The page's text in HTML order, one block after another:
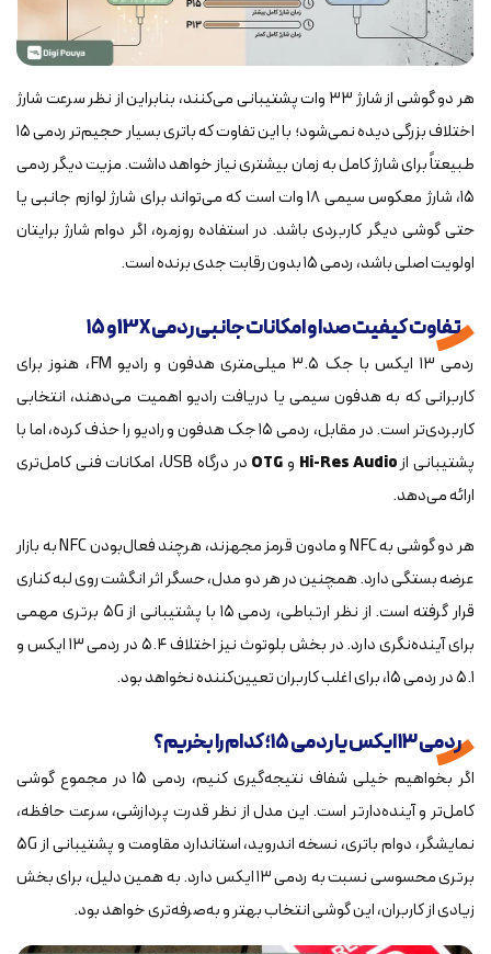
هر دو گوشی از شارژ ۳۳ وات پشتیبانی می‌کنند، بنابراین از نظر سرعت شارژ
اختلاف بزرگی دیده نمی‌شود؛ با این تفاوت که باتری بسیار حجیم‌تر ردمی ۱۵
طبیعتاً برای شارژ کامل به زمان بیشتری نیاز خواهد داشت. مزیت دیگر ردمی
۱۵، شارژ معکوس سیمی ۱۸ وات است که می‌تواند برای شارژ لوازم جانبی یا
حتی گوشی دیگر کاربردی باشد. در استفاده روزمره، اگر دوام شارژ برایتان
اولویت اصلی باشد، ردمی ۱۵ بدون رقابت جدی برنده است.
تفاوت کیفیت صدا و امکانات جانبی ردمی 13X و ۱۵
ردمی ۱۳ ایکس با جک ۳.۵ میلی‌متری هدفون و رادیو FM، هنوز برای
کاربرانی که به هدفون سیمی یا دریافت رادیو اهمیت می‌دهند، انتخابی
کاربردی‌تر است. در مقابل، ردمی ۱۵ جک هدفون و رادیو را حذف کرده، اما با
پشتیبانی ازHi-Res Audio و OTG
در درگاه USB، امکانات فنی کامل‌تری
ارائه می‌دهد.
هر دو گوشی به NFC و مادون قرمز مجهزند، هرچند فعال‌بودن NFC به بازار
عرضه بستگی دارد. همچنین در هر دو مدل، حسگر اثر انگشت روی لبه کناری
قرار گرفته است. از نظر ارتباطی، ردمی ۱۵ با پشتیبانی از ۵G برتری مهمی
برای آینده‌نگری دارد. در بخش بلوتوث نیز اختلاف ۵.۴ در ردمی ۱۳ ایکس و
۵.۱ در ردمی ۱۵، برای اغلب کاربران تعیین‌کننده نخواهد بود.
ردمی ۱۳ ایکس یا ردمی ۱۵؛ کدام را بخریم؟
اگر بخواهیم خیلی شفاف نتیجه‌گیری کنیم، ردمی ۱۵ در مجموع گوشی
کامل‌تر و آینده‌دارتر است. این مدل از نظر قدرت پردازشی، سرعت حافظه،
نمایشگر، دوام باتری، نسخه اندروید، استاندارد مقاومت و پشتیبانی از ۵G
برتری محسوسی نسبت به ردمی ۱۳ ایکس دارد. به همین دلیل، برای بخش
زیادی از کاربران، این گوشی انتخاب بهتر و به‌صرفه‌تری خواهد بود.